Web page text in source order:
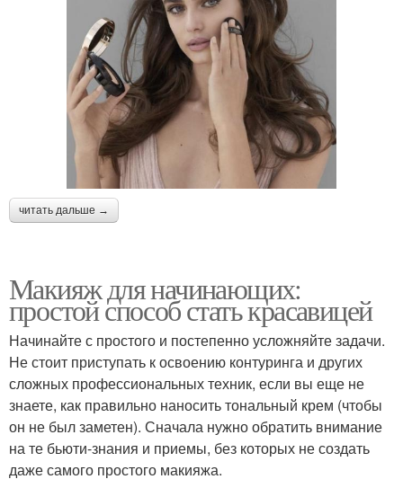
читать дальше →
Макияж для начинающих:
простой способ стать красавицей
Начинайте с простого и постепенно усложняйте задачи.
Не стоит приступать к освоению контуринга и других
сложных профессиональных техник, если вы еще не
знаете, как правильно наносить тональный крем (чтобы
он не был заметен). Сначала нужно обратить внимание
на те бьюти-знания и приемы, без которых не создать
даже самого простого макияжа.